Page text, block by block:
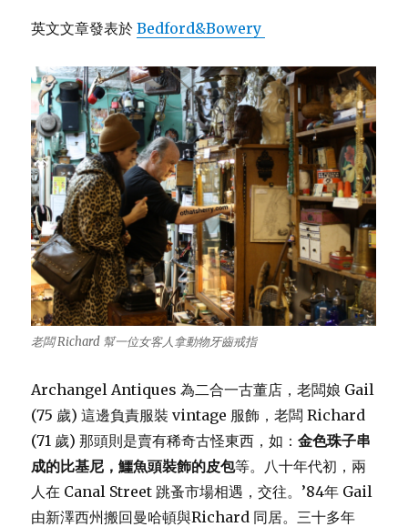
英文文章發表於Bedford&Bowery
老闆 Richard 幫一位女客人拿動物牙齒戒指
Archangel Antiques 為二合一古董店，老闆娘 Gail
(75 歲) 這邊負責服裝 vintage 服飾，老闆 Richard
(71 歲) 那頭則是賣有稀奇古怪東西，如：金色珠子串
成的比基尼，鱷魚頭裝飾的皮包等。八十年代初，兩
人在 Canal Street 跳蚤市場相遇，交往。’84年 Gail
由新澤西州搬回曼哈頓與Richard 同居。三十多年